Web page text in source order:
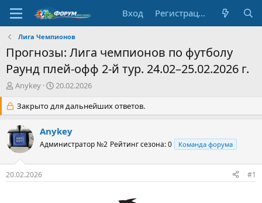
Вход Регистрация
Лига Чемпионов
Прогнозы: Лига чемпионов по футболу
Раунд плей-офф 2-й тур. 24.02–25.02.2026 г.
А
т
о
р
т
е
м
Anykey
Д
т
а
н
а
ч
а
20.02.2026
Закрыто для дальнейших ответов.
Anykey
Администратор №2 Рейтинг сезона: 0 Команда форума
20.02.2026 #1